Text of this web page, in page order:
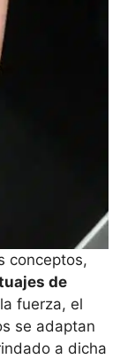
conceptos,
de
fuerza, el
se adaptan
a dicha